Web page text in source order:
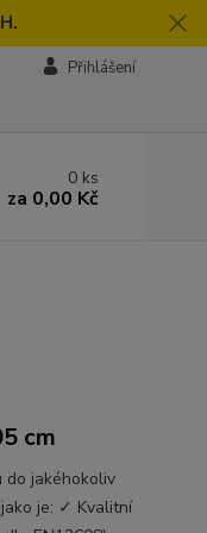
Přihlášení
0 ks
za 0,00 Kč
cm
do jakéhokoliv
je: ✓ Kvalitní